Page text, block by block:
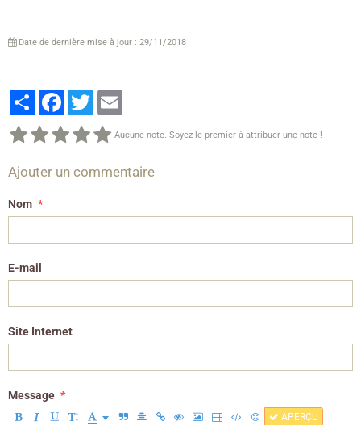
Date de dernière mise à jour : 29/11/2018
PartagerFacebook
Twitter
Aucune note. Soyez le premier à attribuer une note !
Ajouter un commentaire
Nom
E-mail
Site Internet
Message
APERÇU